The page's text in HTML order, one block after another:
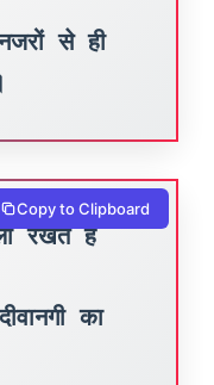
से ही
रखते हैं
का
Copy to Clipboard